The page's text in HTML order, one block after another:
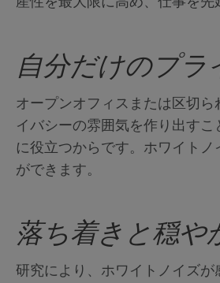
自分だけのプラ
オープンオフィスまたは区切
イバシーの雰囲気を作り出す
に役立つからです。ホワイト
ができます。
落ち着きと穏や
研究により、ホワイトノイズ